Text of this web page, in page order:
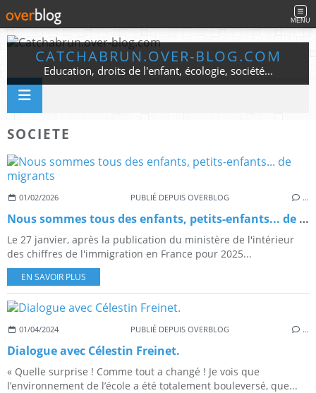
MENU
CATCHABRUN.OVER-BLOG.COM
Education, droits de l'enfant, écologie, société...
SOCIETE
01/02/2026 PUBLIÉ DEPUIS OVERBLOG …
Nous sommes tous des enfants, petits-enfants... de migrants
Le 27 janvier, après la publication du ministère de l'intérieur
des chiffres de l'immigration en France pour 2025...
EN SAVOIR PLUS
01/04/2024 PUBLIÉ DEPUIS OVERBLOG …
Dialogue avec Célestin Freinet.
« Quelle surprise ! Comme tout a changé ! Je vois que
l’environnement de l’école a été totalement bouleversé, que...